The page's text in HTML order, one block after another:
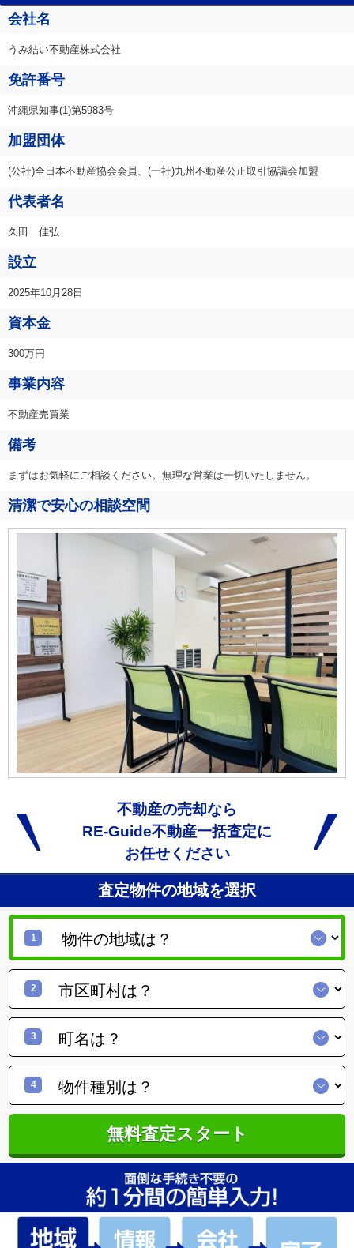
会社名
うみ結い不動産株式会社
免許番号
沖縄県知事(1)第5983号
加盟団体
(公社)全日本不動産協会会員、(一社)九州不動産公正取引協議会加盟
代表者名
久田 佳弘
設立
2025年10月28日
資本金
300万円
事業内容
不動産売買業
備考
まずはお気軽にご相談ください。無理な営業は一切いたしません。
清潔で安心の相談空間
不動産の売却なら
RE-Guide不動産一括査定に
お任せください
査定物件の地域を選択
1
2
3
4
無料査定スタート